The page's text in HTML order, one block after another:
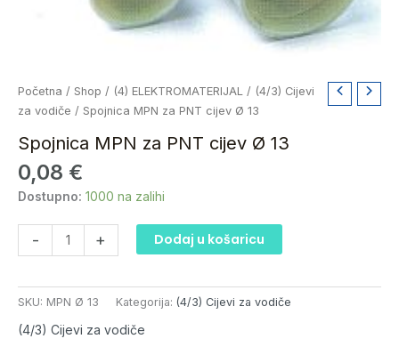
Početna / Shop / (4) ELEKTROMATERIJAL / (4/3) Cijevi
za vodiče / Spojnica MPN za PNT cijev Ø 13
Spojnica MPN za PNT cijev Ø 13
0,08 €
Dostupno: 1000 na zalihi
-
Spojnica
MPN
PNT
cijev
Ø
količina
+ Dodaj u košaricu
SKU: MPN Ø 13 Kategorija: (4/3) Cijevi za vodiče
(4/3) Cijevi za vodiče